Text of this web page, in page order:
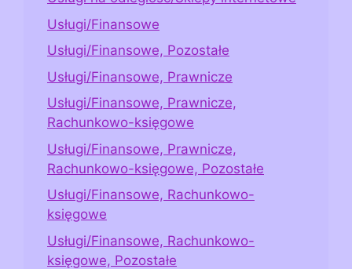
Usługi/Finansowe
Usługi/Finansowe, Pozostałe
Usługi/Finansowe, Prawnicze
Usługi/Finansowe, Prawnicze,
Rachunkowo-księgowe
Usługi/Finansowe, Prawnicze,
Rachunkowo-księgowe, Pozostałe
Usługi/Finansowe, Rachunkowo-
księgowe
Usługi/Finansowe, Rachunkowo-
księgowe, Pozostałe